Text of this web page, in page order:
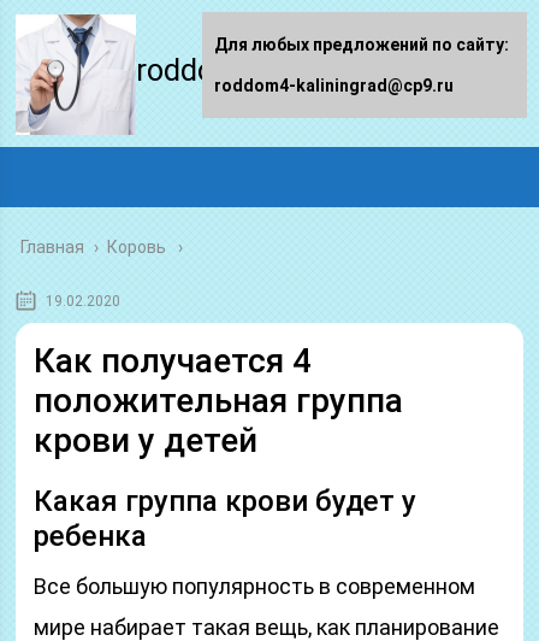
roddom4-kaliningrad.ru
Главная › Коровь
19.02.2020
Как получается 4
положительная группа
крови у детей
Какая группа крови будет у
ребенка
Все большую популярность в современном
мире набирает такая вещь, как планирование
Для любых предложений по сайту:
roddom4-kaliningrad@cp9.ru